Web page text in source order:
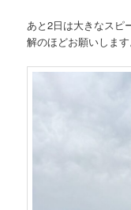
あと2日は大きなスピ
解のほどお願いします